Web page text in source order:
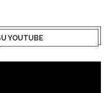
YOUTUBE